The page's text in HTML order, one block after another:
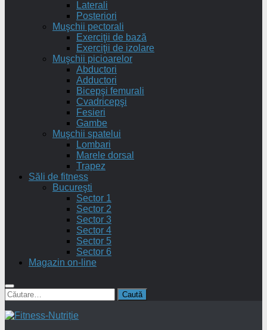
Laterali
Posteriori
Muşchii pectorali
Exerciţii de bază
Exerciţii de izolare
Muşchii picioarelor
Abductori
Adductori
Bicepşi femurali
Cvadricepşi
Fesieri
Gambe
Muşchii spatelui
Lombari
Marele dorsal
Trapez
Săli de fitness
Bucureşti
Sector 1
Sector 2
Sector 3
Sector 4
Sector 5
Sector 6
Magazin on-line
Caută
după: